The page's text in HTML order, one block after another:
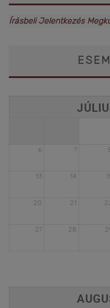
Írásbeli Jelentkezés
6 7
13 14
20 21
27 28